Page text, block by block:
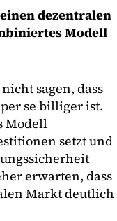
dezentralen
Modell
sagen, dass
se billiger ist.
Modell
setzt und
erwarten, dass
Markt deutlich